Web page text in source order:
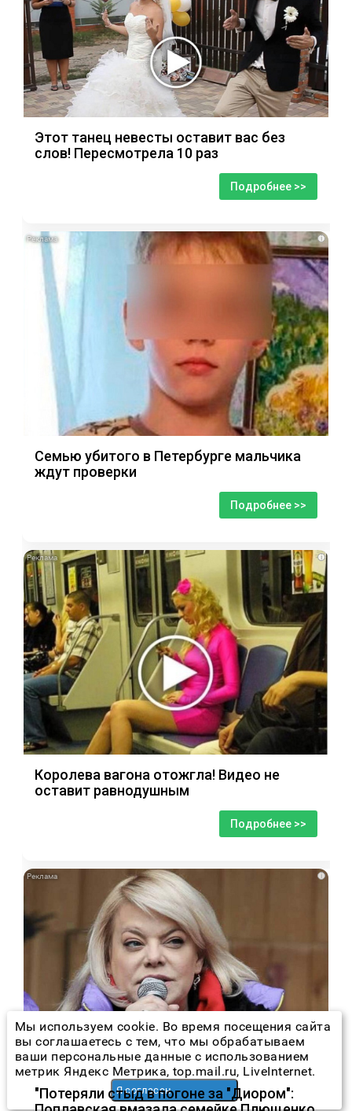
Этот танец невесты оставит вас без
слов! Пересмотрела 10 раз
Подробнее >>
i
Семью убитого в Петербурге мальчика
ждут проверки
Подробнее >>
i
Королева вагона отожгла! Видео не
оставит равнодушным
Подробнее >>
i
"Потеряли стыд в погоне за "Диором":
Мы используем cookie. Во время посещения сайта
вы соглашаетесь с тем, что мы обрабатываем
ваши персональные данные с использованием
метрик Яндекс Метрика, top.mail.ru, LiveInternet.
Я согласен